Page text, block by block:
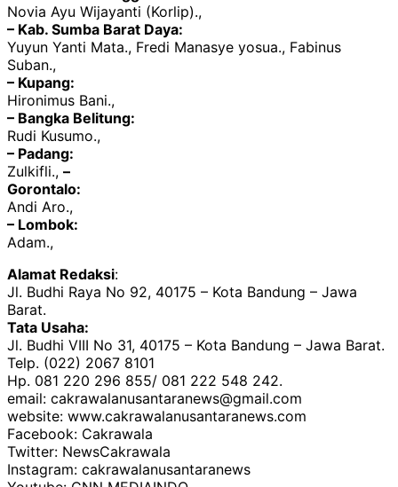
Novia Ayu Wijayanti (Korlip).,
– Kab. Sumba Barat Daya:
Yuyun Yanti Mata., Fredi Manasye yosua., Fabinus
Suban.,
– Kupang:
Hironimus Bani.,
– Bangka Belitung:
Rudi Kusumo.,
– Padang:
Zulkifli., –
Gorontalo:
Andi Aro.,
– Lombok:
Adam.,
Alamat Redaksi:
Jl. Budhi Raya No 92, 40175 – Kota Bandung – Jawa
Barat.
Tata Usaha:
Jl. Budhi VIII No 31, 40175 – Kota Bandung – Jawa Barat.
Telp. (022) 2067 8101
Hp. 081 220 296 855/ 081 222 548 242.
email: cakrawalanusantaranews@gmail.com
website: www.cakrawalanusantaranews.com
Facebook: Cakrawala
Twitter: NewsCakrawala
Instagram: cakrawalanusantaranews